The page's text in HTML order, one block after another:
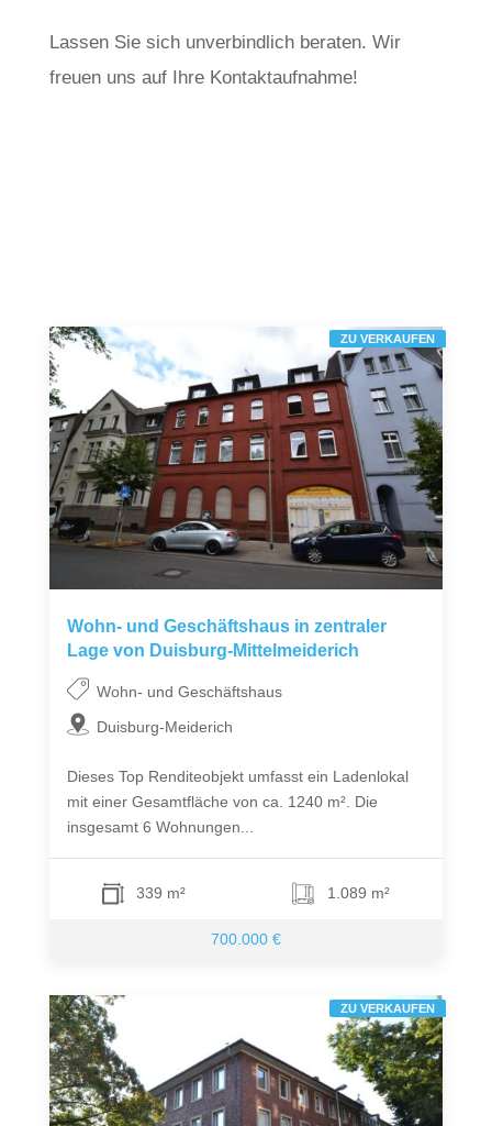
Lassen Sie sich unverbindlich beraten. Wir
freuen uns auf Ihre Kontaktaufnahme!
Wohn- und Geschäftshaus in zentraler
Lage von Duisburg-Mittelmeiderich
Wohn- und Geschäftshaus
Duisburg-Meiderich
Dieses Top Renditeobjekt umfasst ein Ladenlokal
mit einer Gesamtfläche von ca. 1240 m². Die
insgesamt 6 Wohnungen...
339 m² 1.089 m²
700.000 €
ZU VERKAUFEN
ZU VERKAUFEN